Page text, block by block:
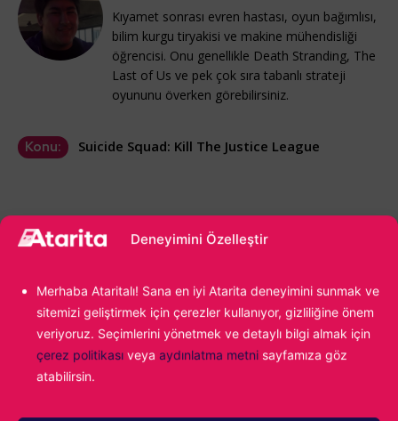
Deneyimini Özelleştir
Merhaba Ataritalı! Sana en iyi Atarita deneyimini sunmak ve
sitemizi geliştirmek için çerezler kullanıyor, gizliliğine önem
veriyoruz. Seçimlerini yönetmek ve detaylı bilgi almak için
çerez politikası veya aydınlatma metni sayfamıza göz
atabilirsin.
Kıyamet sonrası evren hastası, oyun bağımlısı,
bilim kurgu tiryakisi ve makine mühendisliği
öğrencisi. Onu genellikle Death Stranding, The
Last of Us ve pek çok sıra tabanlı strateji
oyununu överken görebilirsiniz.
Konu: Suicide Squad: Kill The Justice League
1000